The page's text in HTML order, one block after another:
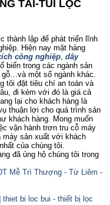
TẢI-TÚI LỌC
thành lập để phát triển lĩnh
Hiện nay mặt hàng
công nghiệp, dây
biến trong các ngành sản
một số ngành khác.
tôi đặt tiêu chí an toàn và
đi kèm với đó là giá cả
lại cho khách hàng là
thuận lợi cho quá trình sản
khách hàng. Mong muốn
vận hành trơn tru cỗ máy
máy sản xuất với khách
của chúng tôi.
đã ủng hộ chúng tôi trong
Mễ Trì Thượng - Từ Liêm -
thiet bi loc bui - thiết bị lọc